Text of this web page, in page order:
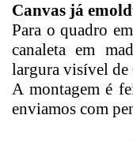
Canvas já
Para o quadro
canaleta em
largura visível de
A montagem é
enviamos com